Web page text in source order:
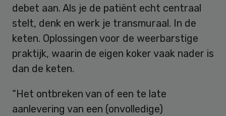
debet aan. Als je de patiënt echt centraal
stelt, denk en werk je transmuraal. In de
keten. Oplossingen voor de weerbarstige
praktijk, waarin de eigen koker vaak nader is
dan de keten.
“Het ontbreken van of een te late
aanlevering van een (onvolledige)